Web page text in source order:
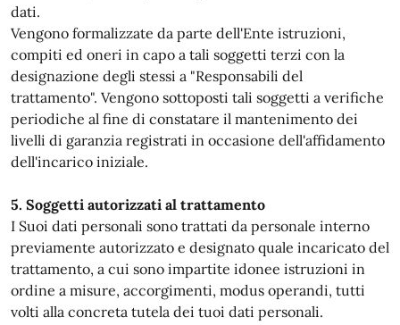
dati.
Vengono formalizzate da parte dell'Ente istruzioni,
compiti ed oneri in capo a tali soggetti terzi con la
designazione degli stessi a "Responsabili del
trattamento". Vengono sottoposti tali soggetti a verifiche
periodiche al fine di constatare il mantenimento dei
livelli di garanzia registrati in occasione dell'affidamento
dell'incarico iniziale.
5. Soggetti autorizzati al trattamento
I Suoi dati personali sono trattati da personale interno
previamente autorizzato e designato quale incaricato del
trattamento, a cui sono impartite idonee istruzioni in
ordine a misure, accorgimenti, modus operandi, tutti
volti alla concreta tutela dei tuoi dati personali.